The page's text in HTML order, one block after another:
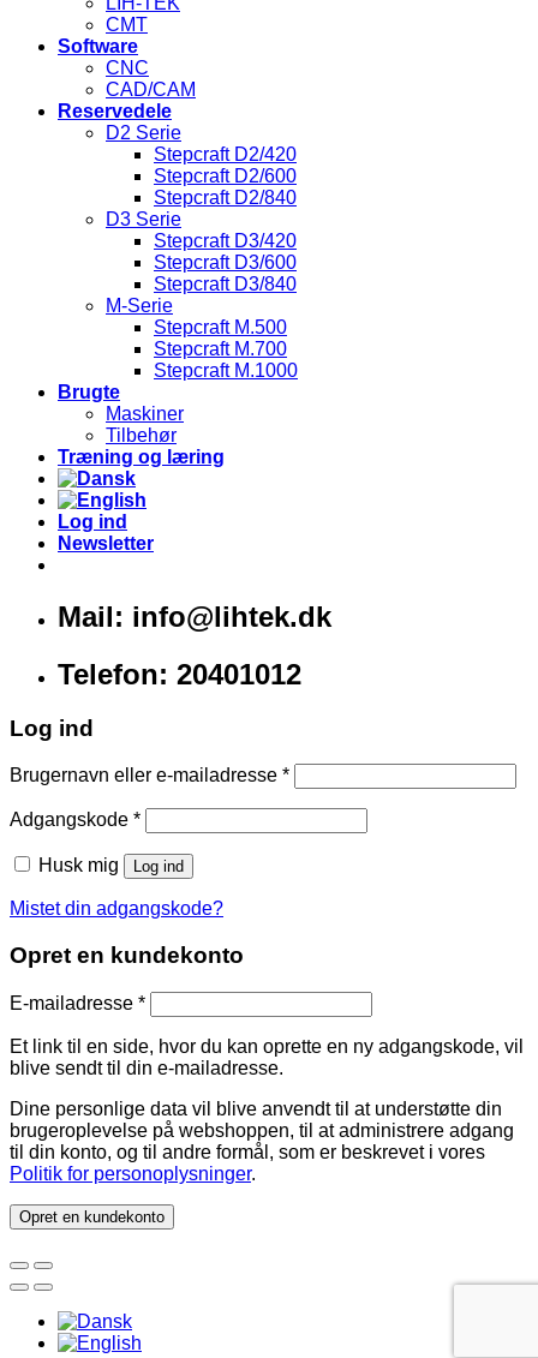
CMT
Software
CNC
CAD/CAM
Reservedele
D2 Serie
Stepcraft D2/420
Stepcraft D2/600
Stepcraft D2/840
D3 Serie
Stepcraft D3/420
Stepcraft D3/600
Stepcraft D3/840
M-Serie
Stepcraft M.500
Stepcraft M.700
Stepcraft M.1000
Brugte
Maskiner
Tilbehør
Træning og læring
Log ind
Newsletter
Mail: info@lihtek.dk
Telefon: 20401012
Log ind
Brugernavn eller e-mailadresse *
Adgangskode *
Husk mig Log ind
Mistet din adgangskode?
Opret en kundekonto
E-mailadresse *
Et link til en side, hvor du kan oprette en ny adgangskode, vil
blive sendt til din e-mailadresse.
Dine personlige data vil blive anvendt til at understøtte din
brugeroplevelse på webshoppen, til at administrere adgang
til din konto, og til andre formål, som er beskrevet i vores
Politik for personoplysninger.
Opret en kundekonto